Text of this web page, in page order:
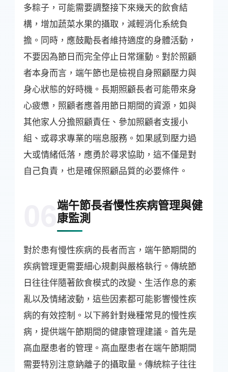
多粽子，可能需要調整接下來幾天的飲食結
構，增加蔬菜水果的攝取，減輕消化系統負
擔。同時，應鼓勵長者維持適度的身體活動，
不要因為節日而完全停止日常運動。對於照顧
者本身而言，端午節也是檢視自身照顧壓力與
身心狀態的好時機。長期照顧長者可能帶來身
心疲憊，照顧者應善用節日期間的資源，如與
其他家人分擔照顧責任、參加照顧者支援小
組、或尋求專業的喘息服務。如果感到壓力過
大或情緒低落，應勇於尋求協助，這不僅是對
自己負責，也是確保照顧品質的必要條件。
06端午節長者慢性疾病管理與健
康監測
對於患有慢性疾病的長者而言，端午節期間的
疾病管理更需要細心規劃與嚴格執行。傳統節
日往往伴隨著飲食模式的改變、生活作息的紊
亂以及情緒波動，這些因素都可能影響慢性疾
病的有效控制。以下將針對幾種常見的慢性疾
病，提供端午節期間的健康管理建議。首先是
高血壓患者的管理。高血壓患者在端午節期間
需要特別注意鈉離子的攝取量。傳統粽子往往